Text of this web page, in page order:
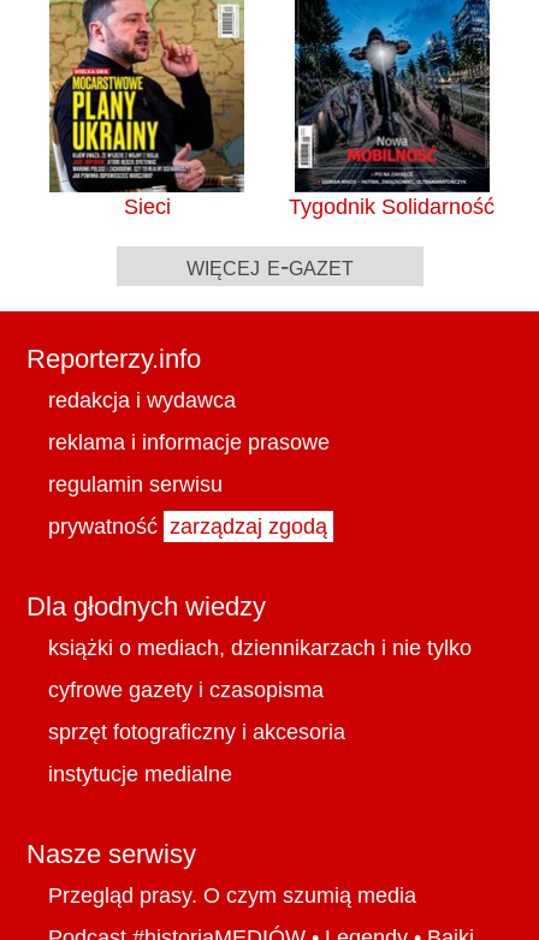
Sieci Tygodnik Solidarność
więcej e-gazet
Reporterzy.info
redakcja i wydawca
reklama i informacje prasowe
regulamin serwisu
prywatność zarządzaj zgodą
Dla głodnych wiedzy
książki o mediach, dziennikarzach i nie tylko
cyfrowe gazety i czasopisma
sprzęt fotograficzny i akcesoria
instytucje medialne
Nasze serwisy
Przegląd prasy. O czym szumią media